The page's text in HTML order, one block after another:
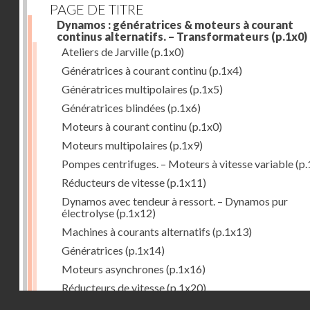
PAGE DE TITRE
Dynamos : génératrices & moteurs à courant
continus alternatifs. – Transformateurs (p.1x0)
Ateliers de Jarville(p.1x0)
Génératrices à courant continu(p.1x4)
Génératrices multipolaires (p.1x5)
Génératrices blindées (p.1x6)
Moteurs à courant continu(p.1x0)
Moteurs multipolaires (p.1x9)
Pompes centrifuges. – Moteurs à vitesse variable
Réducteurs de vitesse(p.1x11)
Dynamos avec tendeur à ressort. – Dynamos pur
électrolyse(p.1x12)
Machines à courants alternatifs (p.1x13)
Génératrices (p.1x14)
Moteurs asynchrones (p.1x16)
Réducteurs de vitesse(p.1x20)